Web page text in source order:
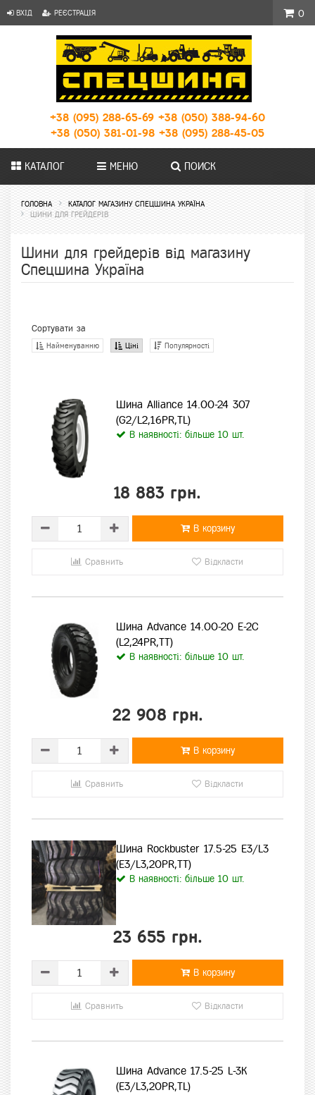
ВХІД РЕЄСТРАЦІЯ
+38 (095) 288-65-69 +38 (050) 388-94-60
+38 (050) 381-01-98 +38 (095) 288-45-05
КАТАЛОГ МЕНЮ ПОИСК
ГОЛОВНА
КАТАЛОГ МАГАЗИНУ СПЕЦШИНА УКРАЇНА
ШИНИ ДЛЯ ГРЕЙДЕРІВ
Шини для грейдерів від магазину
Спецшина Україна
Сортувати за
Найменуванню Ціні Популярності
Шина Alliance 14.00-24 307
(G2/L2,16PR,TL)
В наявності: більше 10 шт.
18 883 грн.
В корзину
Сравнить Відкласти
Шина Advance 14.00-20 E-2C
(L2,24PR,TT)
В наявності: більше 10 шт.
22 908 грн.
В корзину
Сравнить Відкласти
Шина Rockbuster 17.5-25 E3/L3
(E3/L3,20PR,TT)
В наявності: більше 10 шт.
23 655 грн.
В корзину
Сравнить Відкласти
Шина Advance 17.5-25 L-3K
(E3/L3,20PR,TL)
0